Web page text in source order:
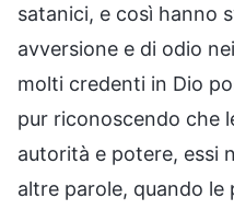
satanici, e così hanno
avversione e di odio
molti credenti in Dio
pur riconoscendo che
autorità e potere, essi
altre parole, quando le